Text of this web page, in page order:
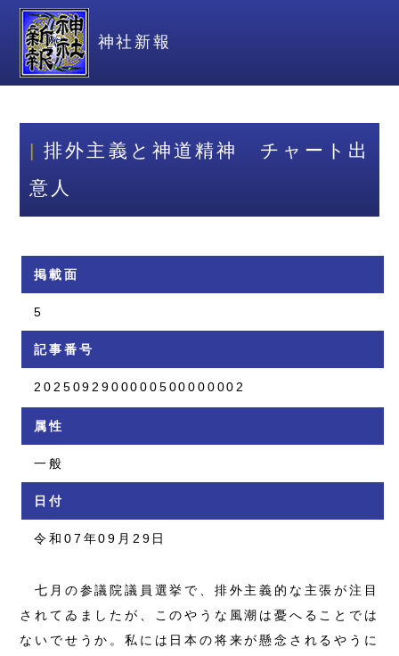
神社新報
排外主義と神道精神 チャート出
意人
掲載面
5
記事番号
2025092900000500000002
属性
一般
日付
令和07年09月29日
七月の参議院議員選挙で、排外主義的な主張が注目
されてゐましたが、このやうな風潮は憂へることでは
ないでせうか。私には日本の将来が懸念されるやうに